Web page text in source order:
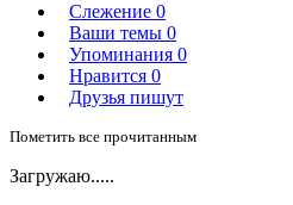
Слежение 0
Ваши темы 0
Упоминания 0
Нравится 0
Друзья пишут
Пометить все прочитанным
Загружаю.....